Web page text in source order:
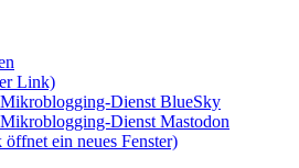
Link)
Dienst BlueSky
Dienst Mastodon
ein neues Fenster)